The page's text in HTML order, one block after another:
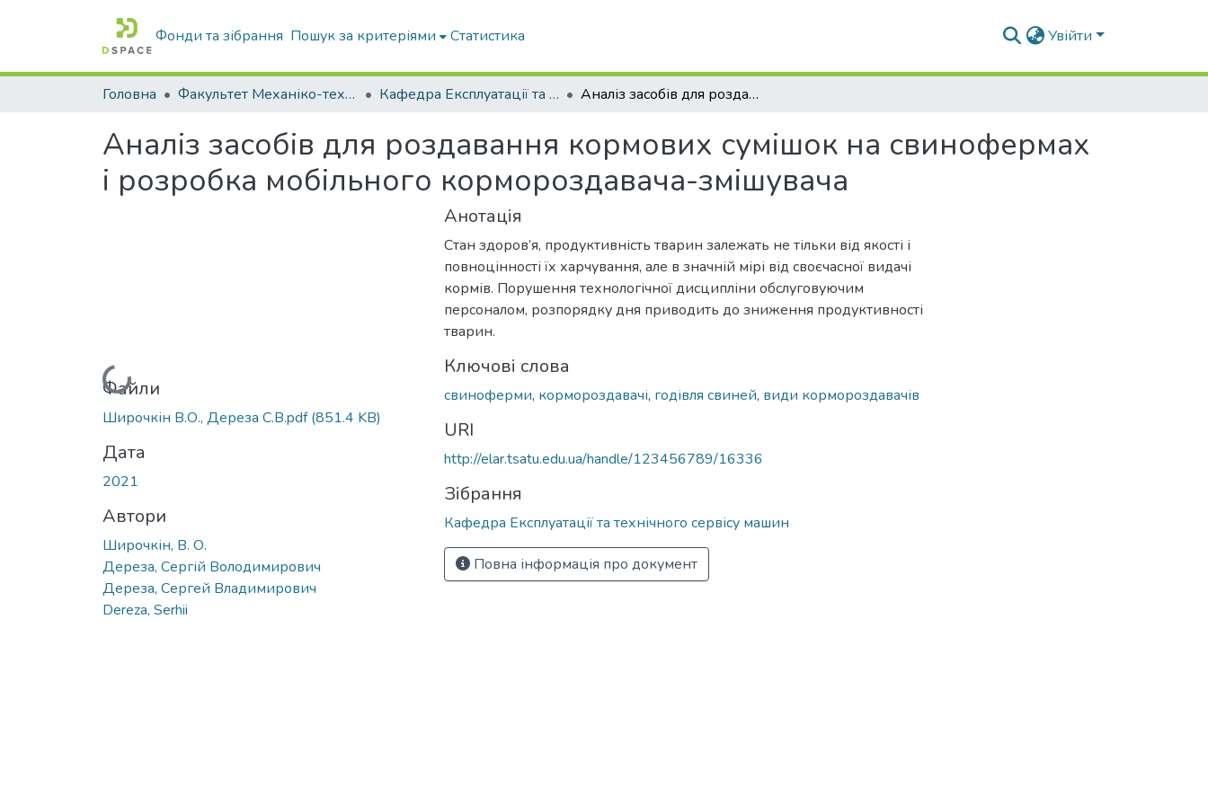
Фонди та зібрання Пошук за критеріями Статистика Увійти
Головна Факультет Механіко-технологічний Кафедра Експлуатації та технічного сервісу машин Аналіз засобів для роздавання кормових сумішок на свинофермах і розробка мобільного кормороздавача-змішувача
Аналіз засобів для роздавання кормових сумішок на свинофермах
і розробка мобільного кормороздавача-змішувача
Вантажиться...
Файли
Широчкін В.О., Дереза С.В.pdf(851.4 KB)
Дата
2021
Автори
Широчкін, В. О.
Дереза, Сергій Володимирович
Дереза, Сергей Владимирович
Dereza, Serhii
Анотація
Стан здоров’я, продуктивність тварин залежать не тільки від якості і
повноцінності їх харчування, але в значній мірі від своєчасної видачі
кормів. Порушення технологічної дисципліни обслуговуючим
персоналом, розпорядку дня приводить до зниження продуктивності
тварин.
Ключові слова
свиноферми, кормороздавачі, годівля свиней, види кормороздавачів
URI
http://elar.tsatu.edu.ua/handle/123456789/16336
Зібрання
Кафедра Експлуатації та технічного сервісу машин
Повна інформація про документ